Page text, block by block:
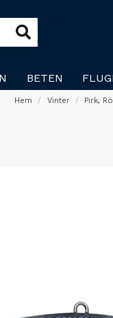
BETEN
Hem Vinter Pirk,